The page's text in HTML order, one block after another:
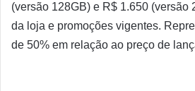
(versão 128GB) e R$ 1.650 (versão
da loja e promoções vigentes.
de 50% em relação ao preço de